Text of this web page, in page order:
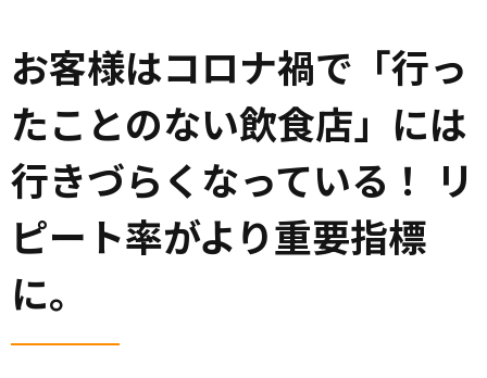
企業情報
お客様はコロナ禍で「行っ
たことのない飲食店」には
行きづらくなっている！ リ
ピート率がより重要指標
に。